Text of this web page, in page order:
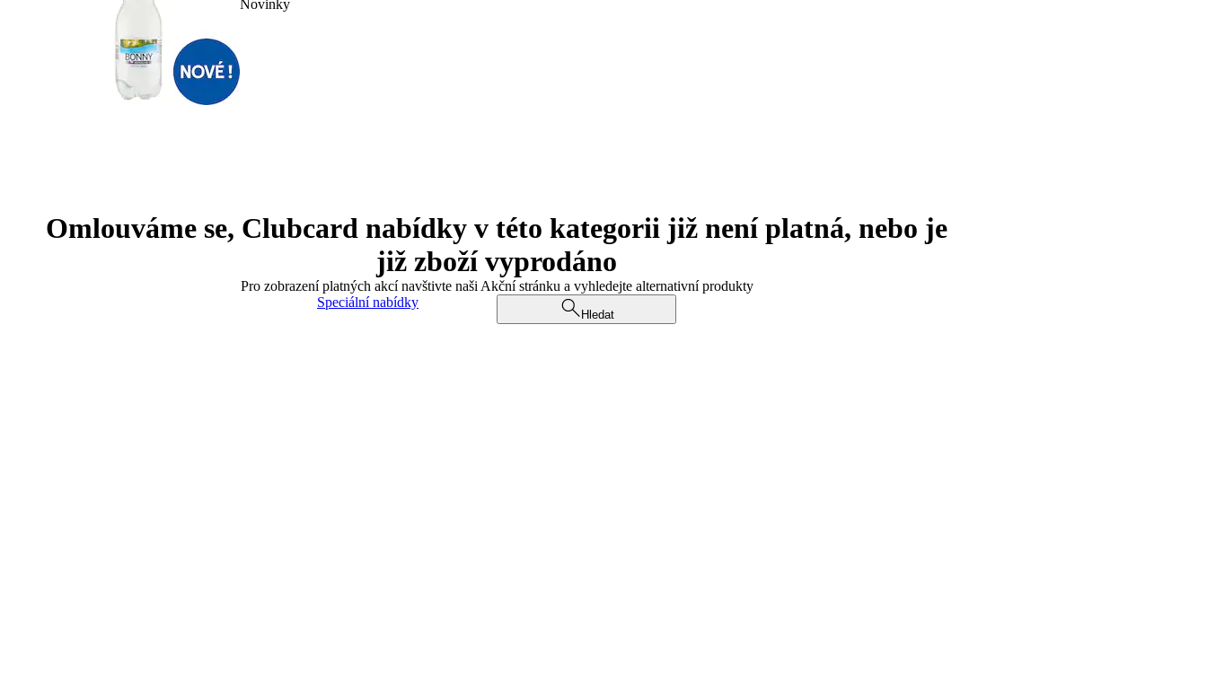
Novinky
Omlouváme se, Clubcard nabídky v této kategorii již není platná, nebo je
již zboží vyprodáno
Pro zobrazení platných akcí navštivte naši Akční stránku a vyhledejte alternativní produkty
Speciální nabídky
Hledat